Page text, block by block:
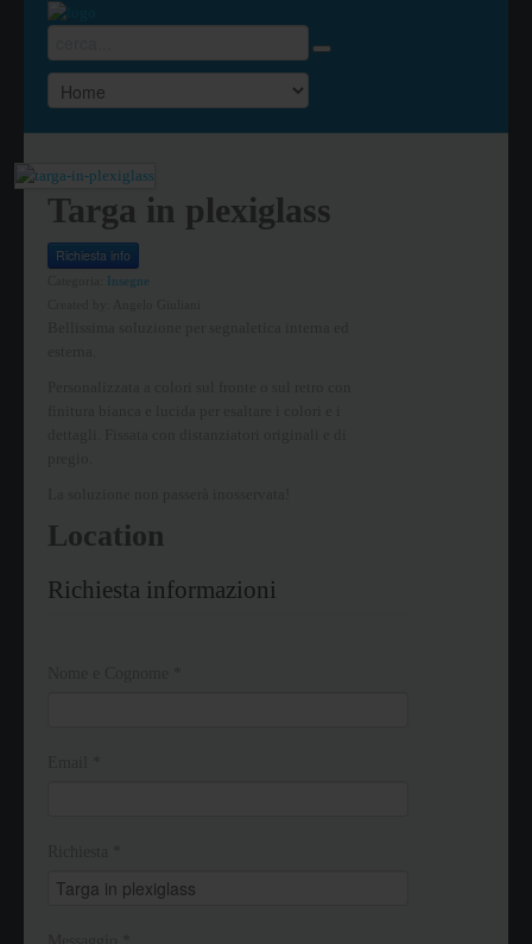
Targa in plexiglass
Richiesta info
Insegne
Location
Richiesta informazioni